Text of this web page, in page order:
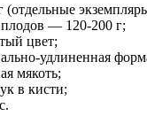
(отдельные
плодов — 120-200 г;
цвет;
удлиненная
мякоть;
в кисти;